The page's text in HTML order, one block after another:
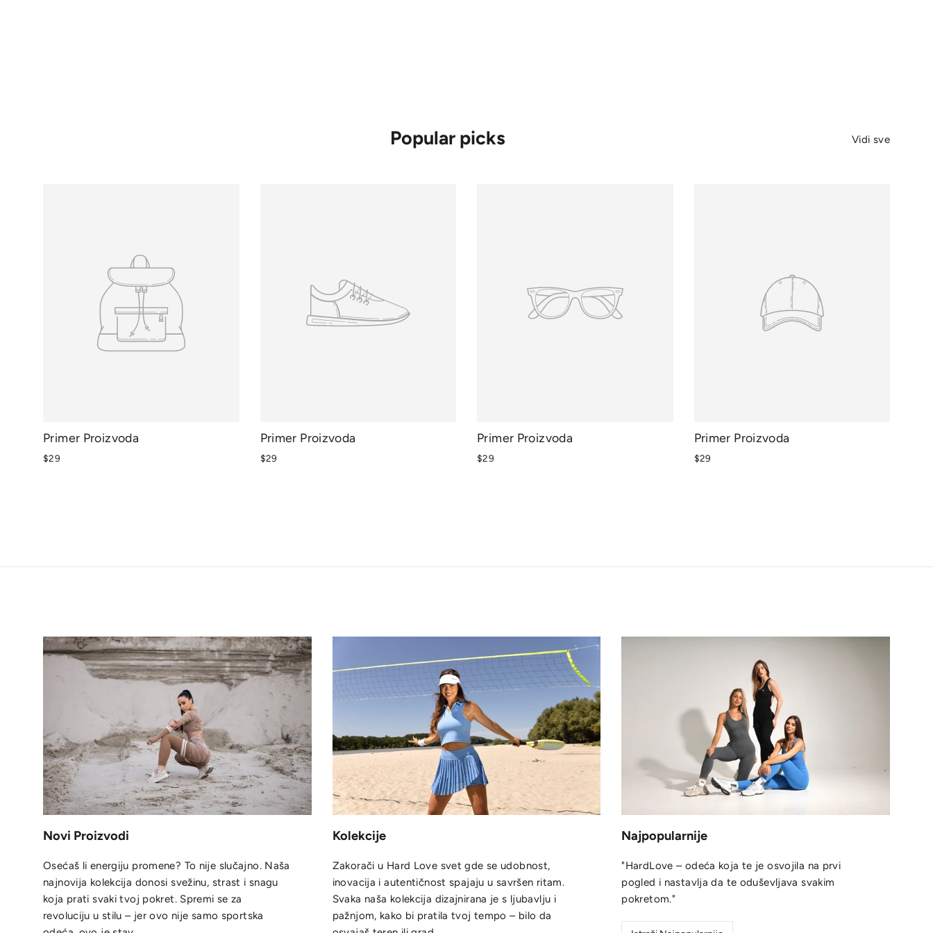
Popular picks Vidi sve
Primer Proizvoda
$29
Primer Proizvoda
$29
Primer Proizvoda
$29
Primer Proizvoda
$29
Novi Proizvodi
Osećaš li energiju promene? To nije slučajno. Naša
najnovija kolekcija donosi svežinu, strast i snagu
koja prati svaki tvoj pokret. Spremi se za
revoluciju u stilu – jer ovo nije samo sportska
Kolekcije
Zakorači u Hard Love svet gde se udobnost,
inovacija i autentičnost spajaju u savršen ritam.
Svaka naša kolekcija dizajnirana je s ljubavlju i
pažnjom, kako bi pratila tvoj tempo – bilo da
Najpopularnije
"HardLove – odeća koja te je osvojila na prvi
pogled i nastavlja da te oduševljava svakim
pokretom."